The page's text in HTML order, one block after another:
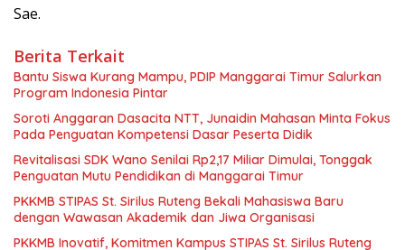
Sae.
Berita Terkait
Bantu Siswa Kurang Mampu, PDIP Manggarai Timur Salurkan
Program Indonesia Pintar
Soroti Anggaran Dasacita NTT, Junaidin Mahasan Minta Fokus
Pada Penguatan Kompetensi Dasar Peserta Didik
Revitalisasi SDK Wano Senilai Rp2,17 Miliar Dimulai, Tonggak
Penguatan Mutu Pendidikan di Manggarai Timur
PKKMB STIPAS St. Sirilus Ruteng Bekali Mahasiswa Baru
dengan Wawasan Akademik dan Jiwa Organisasi
PKKMB Inovatif, Komitmen Kampus STIPAS St. Sirilus Ruteng